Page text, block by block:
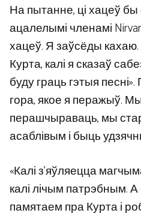
На пытанне, ці хацеў бы
ацалелымі членамі
хацеў. Я заўсёды
Курта, калі я сказаў
буду граць гэтыя
гора, якое я перажыў.
перашчыраваць, мы
асаблівым і быць
«Калі з’яўляецца
калі лічым патрэбным.
памятаем пра Курта і